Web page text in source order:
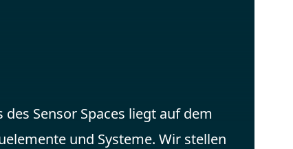
des Sensor Spaces liegt auf dem
und Systeme. Wir stellen